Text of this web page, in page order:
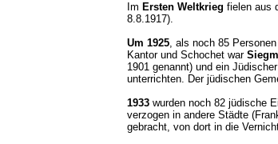
Im Ersten Weltkrieg fielen aus
8.8.1917).
Um 1925, als noch 85
Kantor und Schochet war
1901 genannt) und ein
unterrichten. Der jüdischen
1933 wurden noch 82 jüdische
verzogen in andere Städte
gebracht, von dort in die